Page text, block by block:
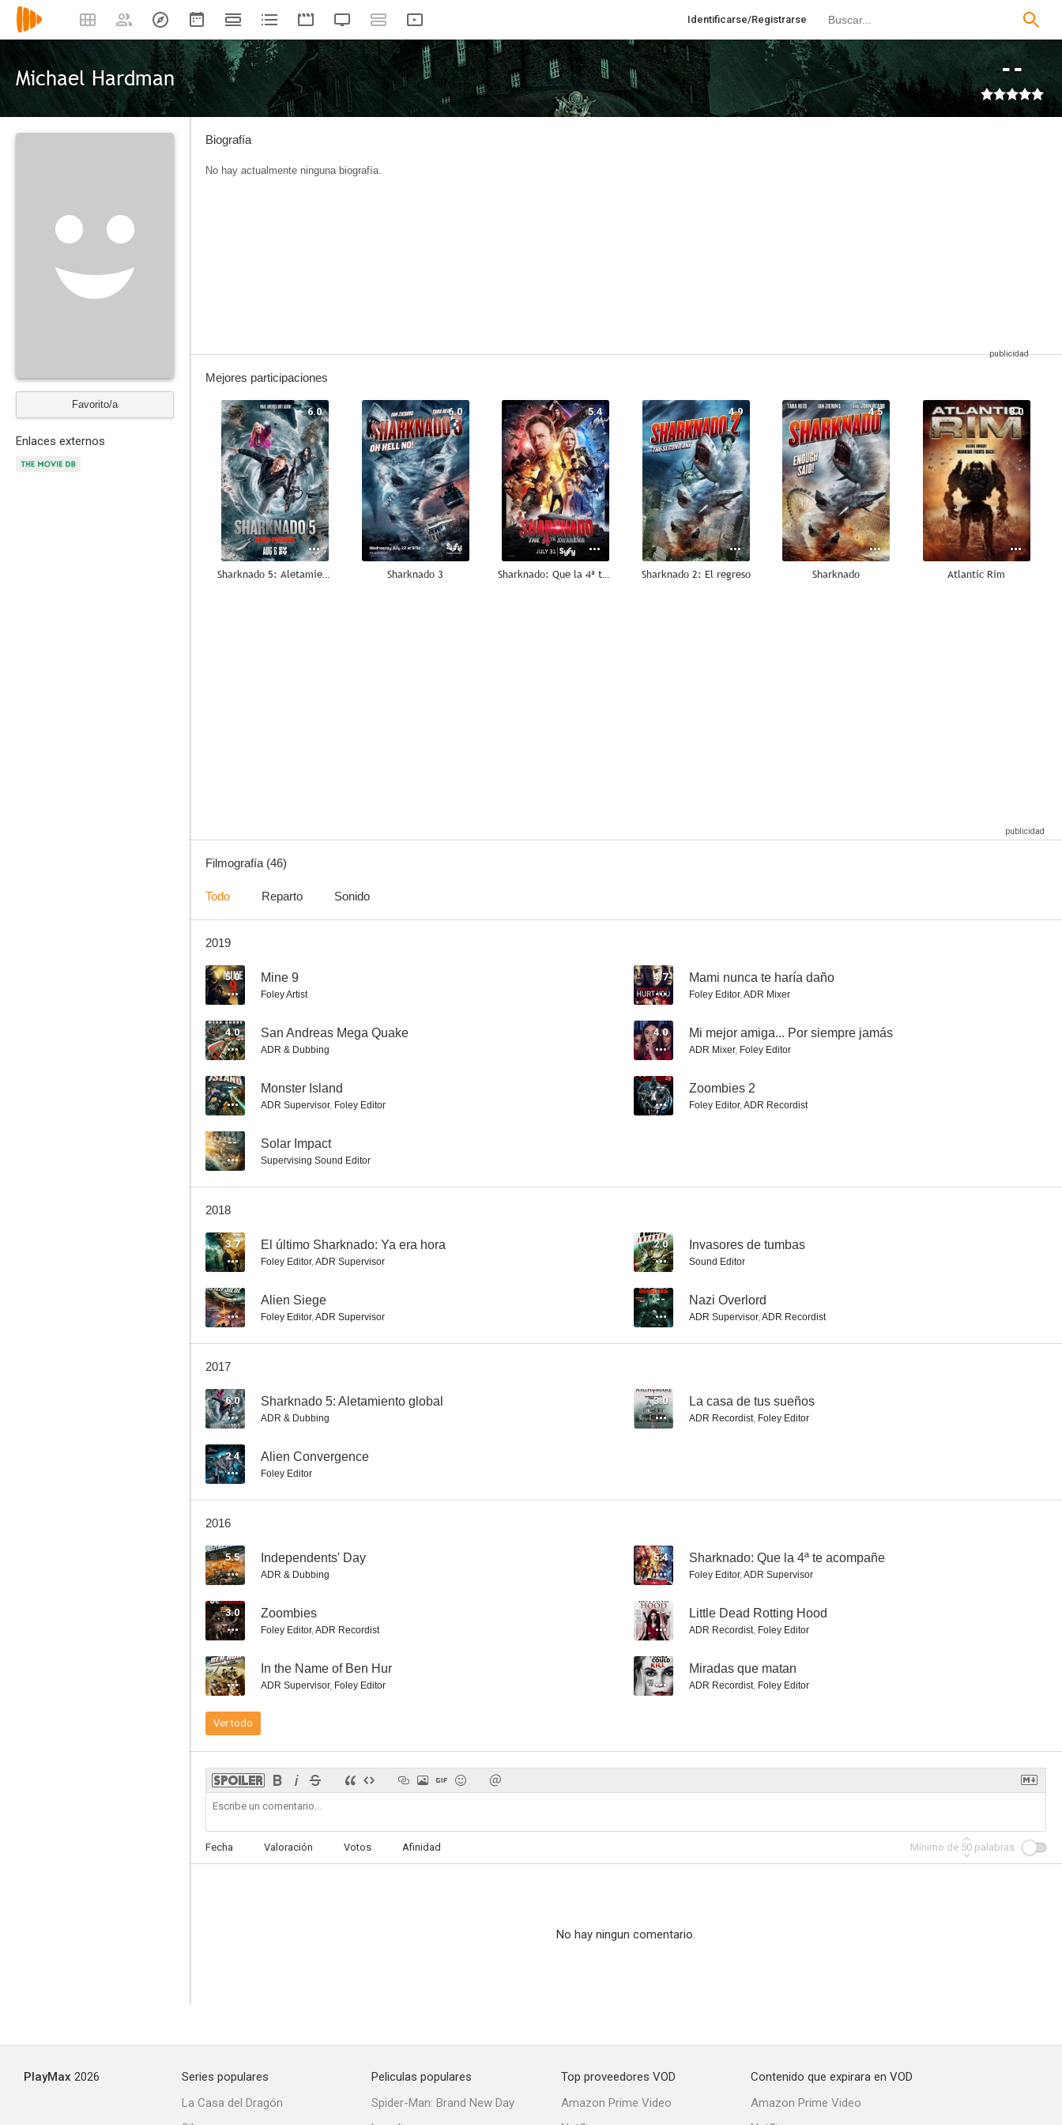
Identificarse/Registrarse
Michael Hardman --
Favorito/a
Enlaces externos
Biografía
No hay actualmente ninguna biografía.
Mejores participaciones
6.0
Sharknado 5: Aletamiento global
6.0
Sharknado 3
5.4
Sharknado: Que la 4ª te acompañe
4.9
Sharknado 2: El regreso
4.5
Sharknado
8.0
Atlantic Rim
La casa de tus sueños
2.0
Tierra marciana Monster Island Solar Impact Alien Siege
-- -- -- -- -- --
Mega Shark Vs. Mecha Shark Bachelor Night Android Cop
Filmografía (46)
Todo Reparto Sonido
2019
5.0 Mine 9
Foley Artist
4.7 Mami nunca te haría daño
Foley Editor,ADR Mixer
4.0 San Andreas Mega Quake
ADR & Dubbing
4.0 Mi mejor amiga... Por siempre jamás
ADR Mixer, Foley Editor
-- Monster Island
ADR Supervisor, Foley Editor
-- Zoombies 2
Foley Editor,ADR Recordist
-- Solar Impact
Supervising Sound Editor
2018
3.7 El último Sharknado: Ya era hora
Foley Editor,ADR Supervisor
2.0 Invasores de tumbas
Sound Editor
-- Alien Siege
Foley Editor,ADR Supervisor
-- Nazi Overlord
ADR Supervisor,ADR Recordist
2017
6.0 Sharknado 5: Aletamiento global
ADR & Dubbing
3.0 La casa de tus sueños
ADR Recordist, Foley Editor
2.4 Alien Convergence
Foley Editor
2016
5.5 Independents' Day
ADR & Dubbing
5.4 Sharknado: Que la 4ª te acompañe
Foley Editor,ADR Supervisor
3.0 Zoombies
Foley Editor,ADR Recordist
-- Little Dead Rotting Hood
ADR Recordist, Foley Editor
-- In the Name of Ben Hur
ADR Supervisor, Foley Editor
-- Miradas que matan
ADR Recordist, Foley Editor
Ver todo
Fecha Valoración Votos Afinidad Mínimo de 50 palabras
No hay ningun comentario.
PlayMax 2026
Series populares
La Casa del Dragón
Peliculas populares
Spider-Man: Brand New Day
Top proveedores VOD
Amazon Prime Video
Contenido que expirara en VOD
Amazon Prime Video